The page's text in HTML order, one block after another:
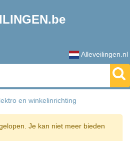
Alleveilingen.nl
en winkelinrichting
Je kan niet meer bieden